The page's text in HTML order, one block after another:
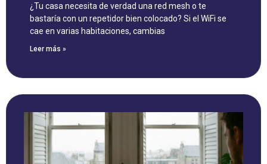
¿Tu casa necesita de verdad una red mesh o te
bastaría con un repetidor bien colocado? Si el WiFi se
cae en varias habitaciones, cambias
Leer más »